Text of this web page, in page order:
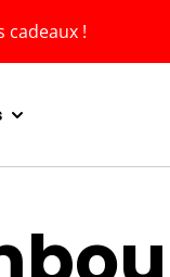
cadeaux !